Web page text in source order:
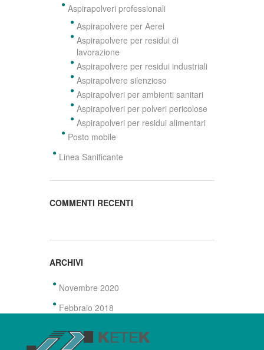
Aspirapolveri professionali
Aspirapolvere per Aerei
Aspirapolvere per residui di
lavorazione
Aspirapolvere per residui industriali
Aspirapolvere silenzioso
Aspirapolveri per ambienti sanitari
Aspirapolveri per polveri pericolose
Aspirapolveri per residui alimentari
Posto mobile
Linea Sanificante
COMMENTI RECENTI
ARCHIVI
Novembre 2020
Febbraio 2018